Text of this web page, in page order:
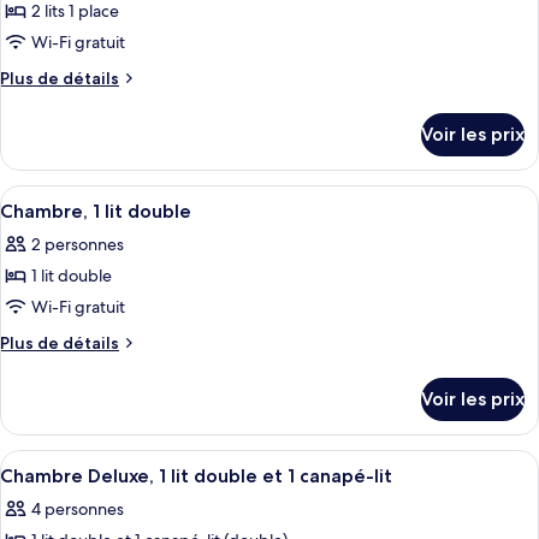
2 lits 1 place
Wi-Fi gratuit
Plus de détails
Plus
le
type
de
Standard
Twin
Voir les prix
Afficher
toutes
les
photos
pour
ce
chambre :
Chambre,
1
lit
double
Une chambre d’hôtel équipée d’un
10
Chambre, 1 lit double
2 personnes
1 lit double
Wi-Fi gratuit
Plus de détails
Plus
le
type
de
Chambre,
Voir les prix
Afficher
toutes
les
Une chambre d’hôtel avec deux
10
Chambre Deluxe, 1 lit double et 1 canapé-lit
4 personnes